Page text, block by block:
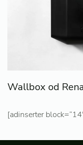
Wallbox od
[adinserter